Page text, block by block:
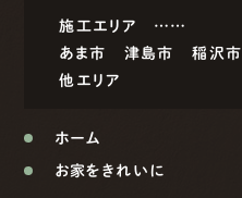
施工エリア ……
あま市
津島市 稲沢市
他エリア
ホーム
お家をきれいに